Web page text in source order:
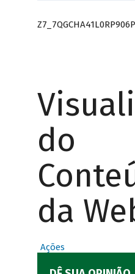
do
da
Ações